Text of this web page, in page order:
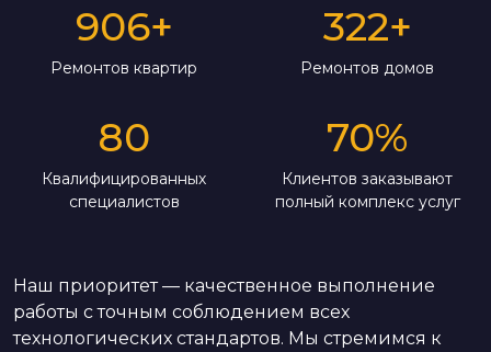
906+
Ремонтов квартир
322+
Ремонтов домов
80
Квалифицированных
специалистов
70%
Клиентов заказывают
полный комплекс услуг
Наш приоритет — качественное выполнение
работы с точным соблюдением всех
технологических стандартов. Мы стремимся к